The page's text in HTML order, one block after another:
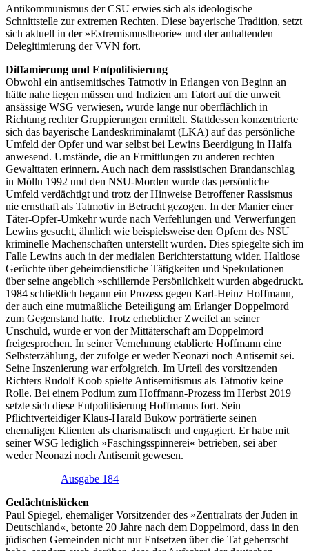
Antikommunismus der CSU erwies sich als ideologische
Schnittstelle zur extremen Rechten. Diese bayerische Tradition, setzt
sich aktuell in der »Extremismustheorie« und der anhaltenden
Delegitimierung der VVN fort.
Diffamierung und Entpolitisierung
Obwohl ein antisemitisches Tatmotiv in Erlangen von Beginn an
hätte nahe liegen müssen und Indizien am Tatort auf die unweit
ansässige WSG verwiesen, wurde lange nur oberflächlich in
Richtung rechter Gruppierungen ermittelt. Stattdessen konzentrierte
sich das bayerische Landeskriminalamt (LKA) auf das persönliche
Umfeld der Opfer und war selbst bei Lewins Beerdigung in Haifa
anwesend. Umstände, die an Ermittlungen zu anderen rechten
Gewalttaten erinnern. Auch nach dem rassistischen Brandanschlag
in Mölln 1992 und den NSU-Morden wurde das persönliche
Umfeld verdächtigt und trotz der Hinweise Betroffener Rassismus
nie ernsthaft als Tatmotiv in Betracht gezogen. In der Manier einer
Täter-Opfer-Umkehr wurde nach Verfehlungen und Verwerfungen
Lewins gesucht, ähnlich wie beispielsweise den Opfern des NSU
kriminelle Machenschaften unterstellt wurden. Dies spiegelte sich im
Falle Lewins auch in der medialen Berichterstattung wider. Haltlose
Gerüchte über geheimdienstliche Tätigkeiten und Spekulationen
über seine angeblich »schillernde Persönlichkeit wurden abgedruckt.
1984 schließlich begann ein Prozess gegen Karl-Heinz Hoffmann,
der auch eine mutmaßliche Beteiligung am Erlanger Doppelmord
zum Gegenstand hatte. Trotz erheblicher Zweifel an seiner
Unschuld, wurde er von der Mittäterschaft am Doppelmord
freigesprochen. In seiner Vernehmung etablierte Hoffmann eine
Selbsterzählung, der zufolge er weder Neonazi noch Antisemit sei.
Seine Inszenierung war erfolgreich. Im Urteil des vorsitzenden
Richters Rudolf Koob spielte Antisemitismus als Tatmotiv keine
Rolle. Bei einem Podium zum Hoffmann-Prozess im Herbst 2019
setzte sich diese Entpolitisierung Hoffmanns fort. Sein
Pflichtverteidiger Klaus-Harald Bukow porträtierte seinen
ehemaligen Klienten als charismatisch und engagiert. Er habe mit
seiner WSG lediglich »Faschingsspinnerei« betrieben, sei aber
weder Neonazi noch Antisemit gewesen.
Ausgabe 184
Gedächtnislücken
Paul Spiegel, ehemaliger Vorsitzender des »Zentralrats der Juden in
Deutschland«, betonte 20 Jahre nach dem Doppelmord, dass in den
jüdischen Gemeinden nicht nur Entsetzen über die Tat geherrscht